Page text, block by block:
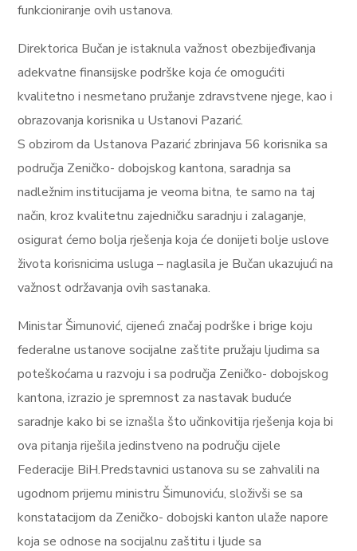
funkcioniranje ovih ustanova.
Direktorica Bučan je istaknula važnost obezbijeđivanja
adekvatne finansijske podrške koja će omogućiti
kvalitetno i nesmetano pružanje zdravstvene njege, kao i
obrazovanja korisnika u Ustanovi Pazarić.
S obzirom da Ustanova Pazarić zbrinjava 56 korisnika sa
područja Zeničko- dobojskog kantona, saradnja sa
nadležnim institucijama je veoma bitna, te samo na taj
način, kroz kvalitetnu zajedničku saradnju i zalaganje,
osigurat ćemo bolja rješenja koja će donijeti bolje uslove
života korisnicima usluga – naglasila je Bučan ukazujući na
važnost održavanja ovih sastanaka.
Ministar Šimunović, cijeneći značaj podrške i brige koju
federalne ustanove socijalne zaštite pružaju ljudima sa
poteškoćama u razvoju i sa područja Zeničko- dobojskog
kantona, izrazio je spremnost za nastavak buduće
saradnje kako bi se iznašla što učinkovitija rješenja koja bi
ova pitanja riješila jedinstveno na području cijele
Federacije BiH.Predstavnici ustanova su se zahvalili na
ugodnom prijemu ministru Šimunoviću, složivši se sa
konstatacijom da Zeničko- dobojski kanton ulaže napore
koja se odnose na socijalnu zaštitu i ljude sa